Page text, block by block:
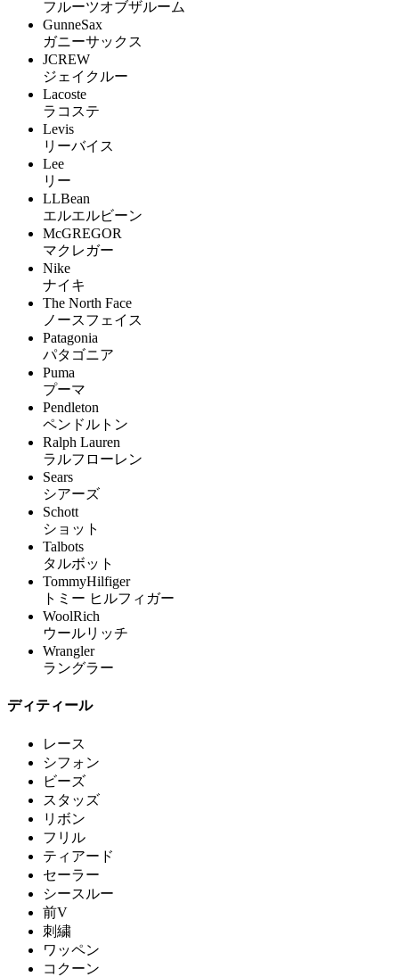
フルーツオブザルーム
GunneSax
ガニーサックス
JCREW
ジェイクルー
Lacoste
ラコステ
Levis
リーバイス
Lee
リー
LLBean
エルエルビーン
McGREGOR
マクレガー
Nike
ナイキ
The North Face
ノースフェイス
Patagonia
パタゴニア
Puma
プーマ
Pendleton
ペンドルトン
Ralph Lauren
ラルフローレン
Sears
シアーズ
Schott
ショット
Talbots
タルボット
TommyHilfiger
トミー ヒルフィガー
WoolRich
ウールリッチ
Wrangler
ラングラー
ディティール
レース
シフォン
ビーズ
スタッズ
リボン
フリル
ティアード
セーラー
シースルー
前V
刺繍
ワッペン
コクーン